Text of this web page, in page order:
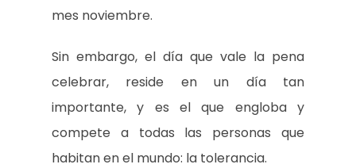
mes noviembre.
Sin embargo, el día que vale la pena
celebrar, reside en un día tan
importante, y es el que engloba y
compete a todas las personas que
habitan en el mundo: la tolerancia.